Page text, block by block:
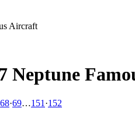
Aircraft
Neptune
68·69…151 ·152